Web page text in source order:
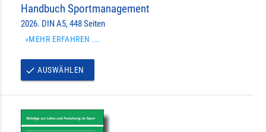
Handbuch Sportmanagement
2026. DIN A5, 448 Seiten
»MEHR ERFAHREN ...
done AUSWÄHLEN